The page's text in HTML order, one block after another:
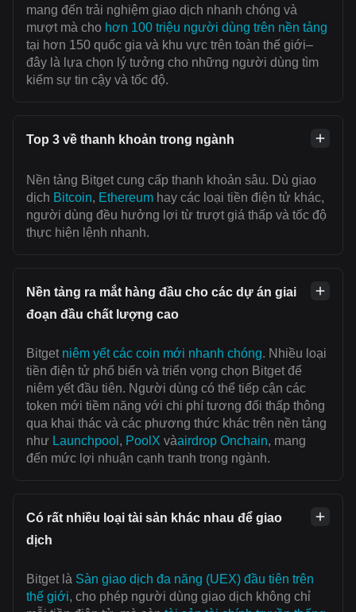
mang đến trải nghiệm giao dịch nhanh chóng và
mượt mà cho hơn 100 triệu người dùng trên nền tảng
tại hơn 150 quốc gia và khu vực trên toàn thế giới–
đây là lựa chọn lý tưởng cho những người dùng tìm
kiếm sự tin cậy và tốc độ.
Top 3 về thanh khoản trong ngành
Nền tảng Bitget cung cấp thanh khoản sâu. Dù giao
dịch Bitcoin, Ethereum hay các loại tiền điện tử khác,
người dùng đều hưởng lợi từ trượt giá thấp và tốc độ
thực hiện lệnh nhanh.
Nền tảng ra mắt hàng đầu cho các dự án giai
đoạn đầu chất lượng cao
Bitget niêm yết các coin mới nhanh chóng. Nhiều loại
tiền điện tử phổ biến và triển vọng chọn Bitget để
niêm yết đầu tiên. Người dùng có thể tiếp cận các
token mới tiềm năng với chi phí tương đối thấp thông
qua khai thác và các phương thức khác trên nền tảng
như Launchpool , PoolX vàairdrop Onchain, mang
đến mức lợi nhuận cạnh tranh trong ngành.
Có rất nhiều loại tài sản khác nhau để giao
dịch
Bitget là Sàn giao dịch đa năng (UEX) đầu tiên trên
thế giới, cho phép người dùng giao dịch không chỉ